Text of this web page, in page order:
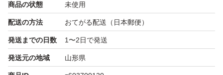
商品の状態 未使用
配送の方法 おてがる配送（日本郵便）
発送までの日数 1〜2日で発送
発送元の地域 山形県